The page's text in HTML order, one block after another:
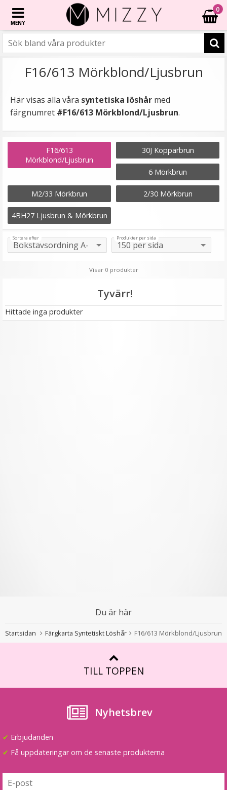
MENY
0
F16/613 Mörkblond/Ljusbrun
Här visas alla våra syntetiska löshår med
färgnumret #F16/613 Mörkblond/Ljusbrun.
F16/613
Mörkblond/Ljusbrun
30J Kopparbrun
6 Mörkbrun
M2/33 Mörkbrun 2/30 Mörkbrun
4BH27 Ljusbrun & Mörkbrun
Sortera efter Produkter per sida
Visar 0 produkter
Tyvärr!
Hittade inga produkter
Du är här
Startsidan Färgkarta Syntetiskt Löshår F16/613 Mörkblond/Ljusbrun
TILL TOPPEN
Nyhetsbrev
✔ Erbjudanden
✔ Få uppdateringar om de senaste produkterna